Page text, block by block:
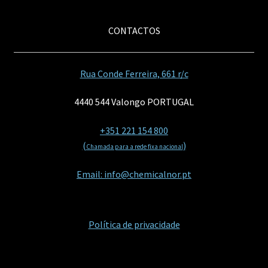
CONTACTOS
Rua Conde Ferreira, 661 r/c
4440 544 Valongo PORTUGAL
+351 221 154 800
(Chamada para a rede fixa nacional)
Email: info@chemicalnor.pt
Política de privacidade